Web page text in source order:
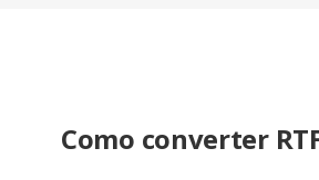
Como converter